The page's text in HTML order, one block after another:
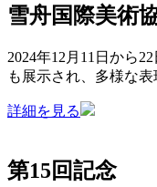
雪舟国際美術
2024年12月11日から
も展示され、多様な
詳細を見る
第15回記念